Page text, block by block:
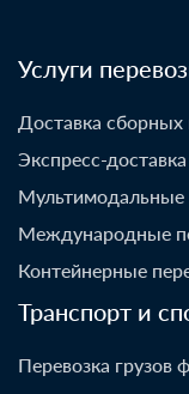
Услуги
Доставка сборных
Экспресс-доставка
Мультимодальные
Международные
Контейнерные
Транспорт и
Перевозка грузов